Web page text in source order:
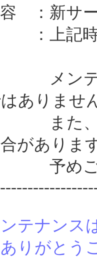
：新サ
上記時間
ナス作
ありませ
作業状
がありま
ご了
ンテナンス
りがとう